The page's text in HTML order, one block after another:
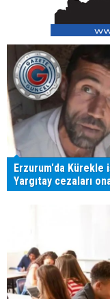
Erzurum'da
Yargıtay cezaları